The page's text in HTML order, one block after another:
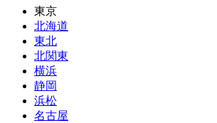
東京
北海道
東北
北関東
横浜
静岡
浜松
名古屋